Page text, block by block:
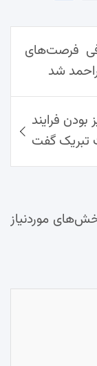
فرصت‌های
شد
فرایند
تبریک گفت
موردنیاز